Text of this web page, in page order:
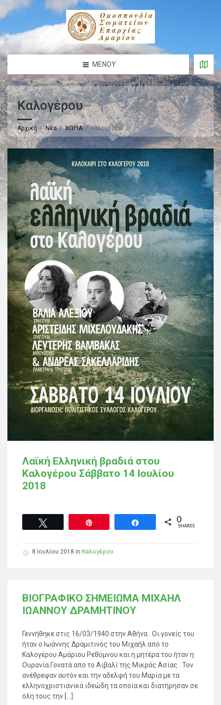
ΜΕΝΟΎ
Καλογέρου
Αρχική Νέα ΧΩΡΙΑ Καλογέρου
Λαϊκή Ελληνική βραδιά στου
Καλογέρου Σάββατο 14 Ιουλίου
2018
0
SHARES
8 Ιουλίου 2018 in Καλογέρου
ΒΙΟΓΡΑΦΙΚΟ ΣΗΜΕΙΩΜΑ ΜΙΧΑΗΛ
ΙΩΑΝΝΟΥ ΔΡΑΜΗΤΙΝΟΥ
Γεννήθηκε στις 16/03/1940 στην Αθήνα . Οι γονείς του
ήταν ο Ιωάννης Δραμιτινός του Μιχαήλ από το
Καλογέρου Αμάριου Ρεθύμνου και η μητέρα του ήταν η
Ουρανία Γονατά από το Αιβαλί της Μικράς Ασίας . Τον
ανέθρεψαν αυτόν και την αδελφή του Μαρία με τα
ελληνοχριστιανικά ιδεώδη τα οποία και διατήρησαν σε
όλη τους την […]